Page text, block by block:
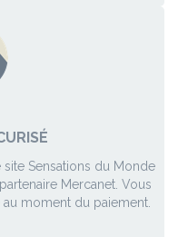
Sensations du Monde
Mercanet. Vous
moment du paiement.